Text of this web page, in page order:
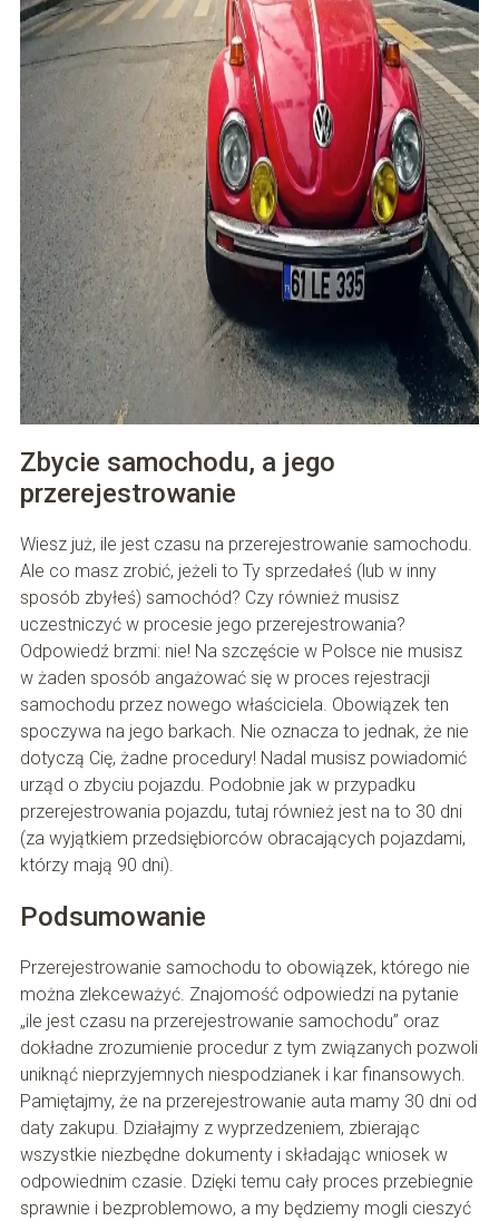
Zbycie samochodu, a jego
przerejestrowanie
Wiesz już, ile jest czasu na przerejestrowanie samochodu.
Ale co masz zrobić, jeżeli to Ty sprzedałeś (lub w inny
sposób zbyłeś) samochód? Czy również musisz
uczestniczyć w procesie jego przerejestrowania?
Odpowiedź brzmi: nie! Na szczęście w Polsce nie musisz
w żaden sposób angażować się w proces rejestracji
samochodu przez nowego właściciela. Obowiązek ten
spoczywa na jego barkach. Nie oznacza to jednak, że nie
dotyczą Cię, żadne procedury! Nadal musisz powiadomić
urząd o zbyciu pojazdu. Podobnie jak w przypadku
przerejestrowania pojazdu, tutaj również jest na to 30 dni
(za wyjątkiem przedsiębiorców obracających pojazdami,
którzy mają 90 dni).
Podsumowanie
Przerejestrowanie samochodu to obowiązek, którego nie
można zlekceważyć. Znajomość odpowiedzi na pytanie
„ile jest czasu na przerejestrowanie samochodu” oraz
dokładne zrozumienie procedur z tym związanych pozwoli
uniknąć nieprzyjemnych niespodzianek i kar finansowych.
Pamiętajmy, że na przerejestrowanie auta mamy 30 dni od
daty zakupu. Działajmy z wyprzedzeniem, zbierając
wszystkie niezbędne dokumenty i składając wniosek w
odpowiednim czasie. Dzięki temu cały proces przebiegnie
sprawnie i bezproblemowo, a my będziemy mogli cieszyć